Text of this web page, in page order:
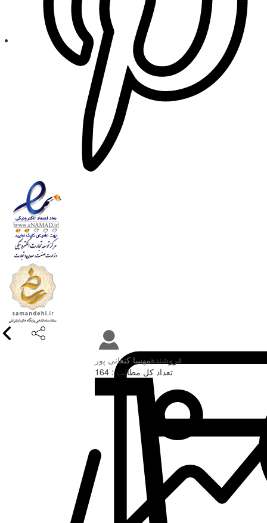
فروشندهمهسا کنعانی پور
تعداد کل مطالب : 164